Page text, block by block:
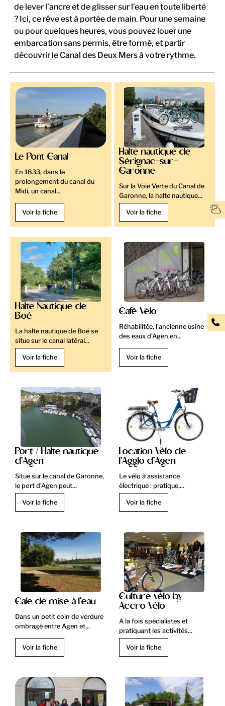
de lever l’ancre et de glisser sur l’eau en toute liberté
? Ici, ce rêve est à portée de main. Pour une semaine
ou pour quelques heures, vous pouvez louer une
embarcation sans permis, être formé, et partir
découvrir le Canal des Deux Mers à votre rythme.
Le Pont Canal
En 1833, dans le
prolongement du canal du
Midi, un canal...
Voir la fiche
Halte nautique de
Sérignac-sur-
Garonne
Sur la Voie Verte du Canal de
Garonne, la halte nautique...
Voir la fiche
Halte Nautique de
Boé
La halte nautique de Boé se
situe sur le canal latéral...
Voir la fiche
Café Vélo
Réhabilitée, l'ancienne usine
des eaux d’Agen en...
Voir la fiche
Port / Halte nautique
d'Agen
Situé sur le canal de Garonne,
le port d’Agen peut...
Voir la fiche
Location Vélo de
l'Agglo d'Agen
Le vélo à assistance
électrique : pratique,...
Voir la fiche
Cale de mise à l'eau
Dans un petit coin de verdure
ombragé entre Agen et...
Voir la fiche
Culture vélo by
Accro Vélo
A la fois spécialistes et
pratiquant les activités...
Voir la fiche